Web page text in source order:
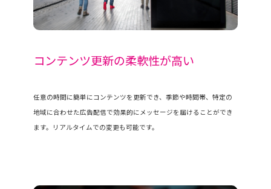
コンテンツ更新の柔軟性が高い
任意の時間に簡単にコンテンツを更新でき、季節や時間帯、特定の
地域に合わせた広告配信で効果的にメッセージを届けることができ
ます。リアルタイムでの変更も可能です。